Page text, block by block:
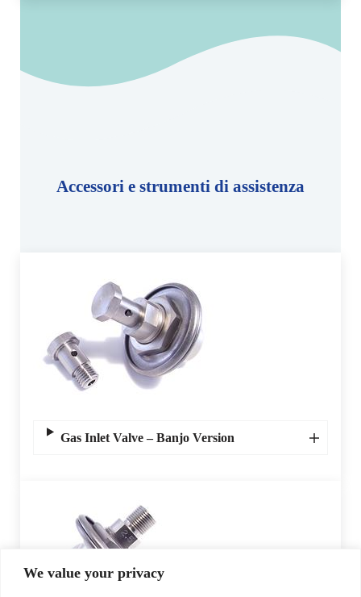
We value your privacy
Accessori e strumenti di assistenza
Gas Inlet Valve – Banjo Version